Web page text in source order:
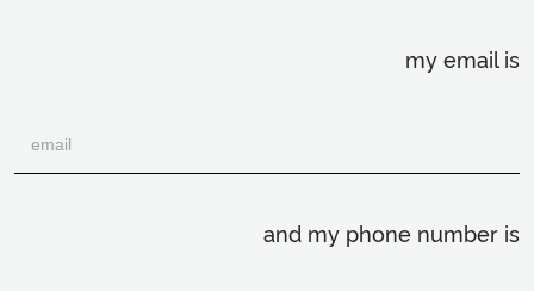
my email is
and my phone number is